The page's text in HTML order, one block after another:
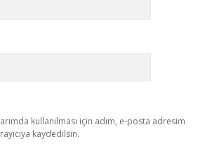
kullanılması için adım, e-posta adresim
kaydedilsin.